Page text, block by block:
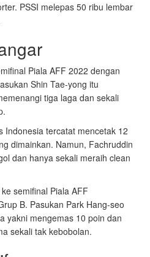
PSSI melepas 50 ribu lembar
Piala AFF 2022 dengan
Shin Tae-yong itu
tiga laga dan sekali
Indonesia tercatat mencetak 12
dimainkan. Namun, Fachruddin
dan hanya sekali meraih clean
semifinal Piala AFF
B. Pasukan Park Hang-seo
yakni mengemas 10 poin dan
sekali tak kebobolan.